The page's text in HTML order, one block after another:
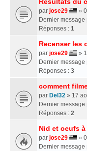
par jose29
»
Dernier message
Réponses : 1
Recenser les
par jose29
»
Dernier message
Réponses : 3
comment
par Del32 » 17
Dernier message
Réponses : 2
Nid et oeufs
par jose29
»
Dernier message